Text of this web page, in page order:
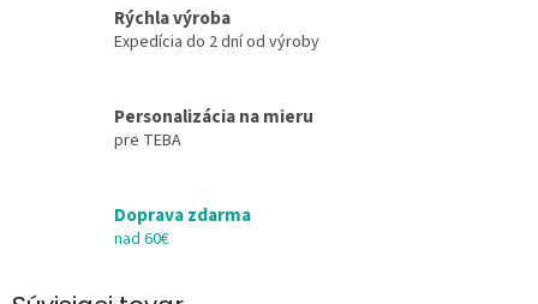
Rýchla výroba
Expedícia do 2 dní od výroby
Personalizácia na mieru
pre TEBA
Doprava zdarma
nad 60€